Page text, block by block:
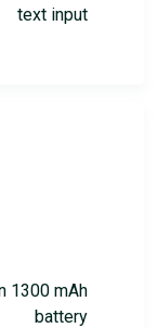
text input
1300 mAh
battery